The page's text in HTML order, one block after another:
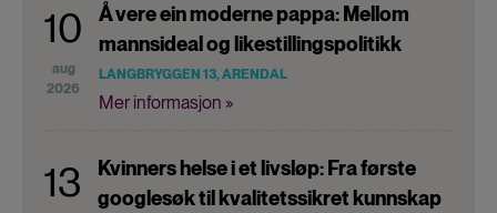
10
aug
2026
Å vere ein moderne pappa: Mellom
mannsideal og likestillingspolitikk
LANGBRYGGEN 13, ARENDAL
Mer informasjon »
13
Kvinners helse i et livsløp: Fra første
googlesøk til kvalitetssikret kunnskap